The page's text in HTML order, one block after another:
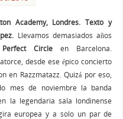
Academy, Londres. Texto y
Llevamos demasiados años
Circle en Barcelona.
desde ese épico concierto
en Razzmatazz. Quizá por eso,
mes de noviembre la banda
la legendaria sala londinense
europea y a solo un par de